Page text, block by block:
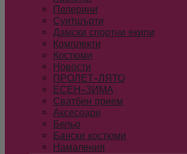
Пелерини
Суитшърти
Дамски спортни екипи
Комплекти
Костюми
Новости
ПРОЛЕТ-ЛЯТО
ЕСЕН-ЗИМА
Сватбен прием
Аксесоари
Бельо
Бански костюми
Намаления